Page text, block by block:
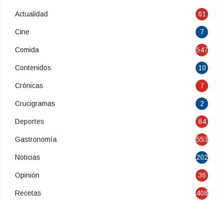
Actualidad 61
Cine 7
Comida 547
Contenidos 10
Crónicas 7
Crucigramas 2
Deportes 84
Gastronomía 553
Noticias 202
Opinión 36
Recetas 408